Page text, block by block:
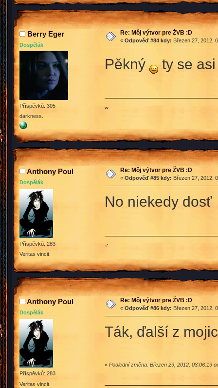
Berry Eger
Dospělák
Příspěvků: 305
darkness.
Re: Môj výtvor pre ŽVB :D
« Odpověď #84 kdy: Březen 27, 2012,
Pěkný ty se
∞
Anthony Poul
Dospělák
Příspěvků: 283
Veritas vincit.
Re: Môj výtvor pre ŽVB :D
« Odpověď #85 kdy: Březen 27, 2012,
No niekedy
♂
Anthony Poul
Dospělák
Příspěvků: 283
Veritas vincit.
Re: Môj výtvor pre ŽVB :D
« Odpověď #86 kdy: Březen 27, 2012,
Ták, ďalší z
« Poslední změna: Březen 29, 2012, 03:06:19